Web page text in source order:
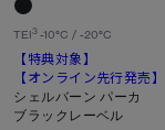
グリーン系
グレー系
TEI3 -10°C / -20°C
【特典対象】
【オンライン先行発売】
シェルバーン パーカ
ブラックレーベル